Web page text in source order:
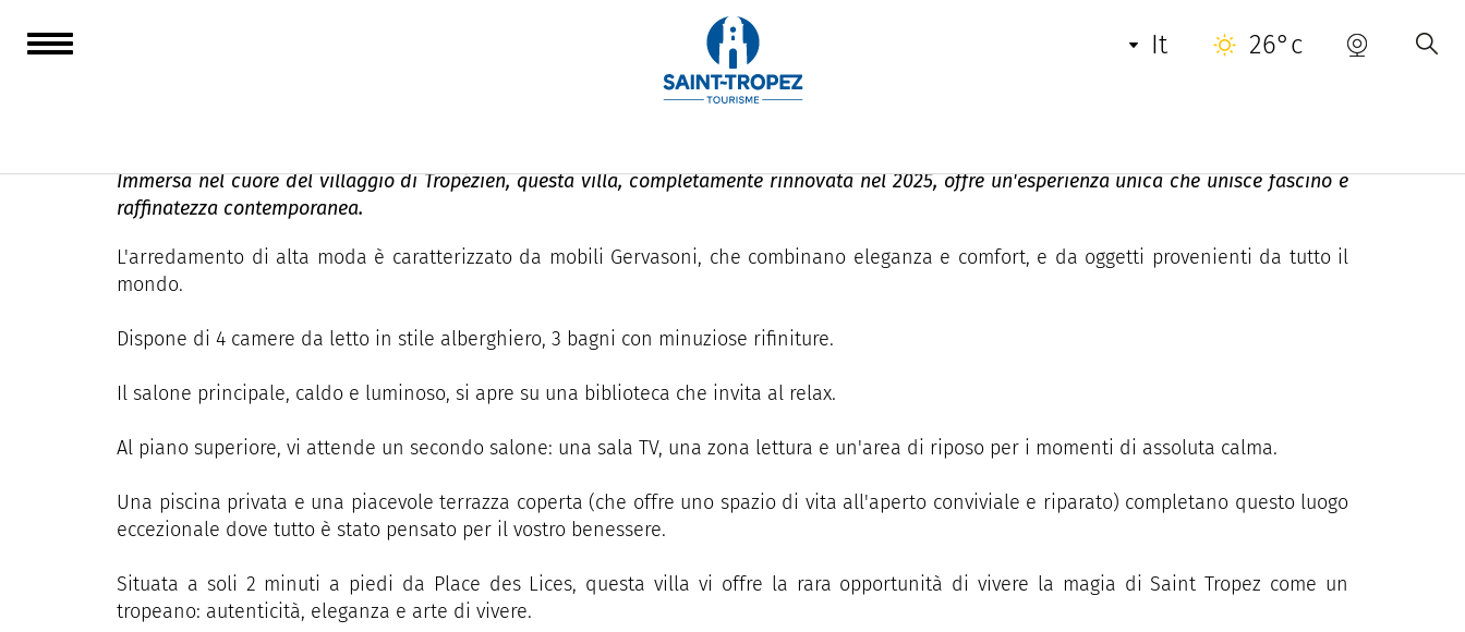
it 26°c
Immersa nel cuore del villaggio di Tropézien, questa villa, completamente rinnovata nel 2025, offre un'esperienza unica che unisce fascino e
raffinatezza contemporanea.
L'arredamento di alta moda è caratterizzato da mobili Gervasoni, che combinano eleganza e comfort, e da oggetti provenienti da tutto il
mondo.
Dispone di 4 camere da letto in stile alberghiero, 3 bagni con minuziose rifiniture.
Il salone principale, caldo e luminoso, si apre su una biblioteca che invita al relax.
Al piano superiore, vi attende un secondo salone: una sala TV, una zona lettura e un'area di riposo per i momenti di assoluta calma.
Una piscina privata e una piacevole terrazza coperta (che offre uno spazio di vita all'aperto conviviale e riparato) completano questo luogo
eccezionale dove tutto è stato pensato per il vostro benessere.
Situata a soli 2 minuti a piedi da Place des Lices, questa villa vi offre la rara opportunità di vivere la magia di Saint Tropez come un
tropeano: autenticità, eleganza e arte di vivere.